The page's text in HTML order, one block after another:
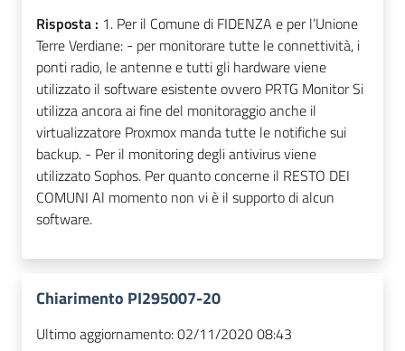
Risposta : 1. Per il Comune di FIDENZA e per l’Unione
Terre Verdiane: - per monitorare tutte le connettività, i
ponti radio, le antenne e tutti gli hardware viene
utilizzato il software esistente ovvero PRTG Monitor Si
utilizza ancora ai fine del monitoraggio anche il
virtualizzatore Proxmox manda tutte le notifiche sui
backup. - Per il monitoring degli antivirus viene
utilizzato Sophos. Per quanto concerne il RESTO DEI
COMUNI Al momento non vi è il supporto di alcun
software.
Chiarimento PI295007-20
Ultimo aggiornamento:02/11/2020 08:43